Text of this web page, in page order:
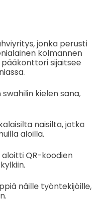
jonka perusti
kolmannen
pääkonttori sijaitsee
kielen sana,
naisilta, jotka
aloilla.
QR-koodien
näille työntekijöille,